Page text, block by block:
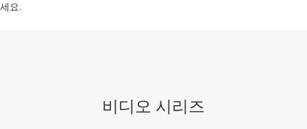
세요. ​​​​​​​​​​​​​​
비디오 시리즈